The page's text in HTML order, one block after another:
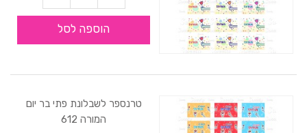
הוספה לסל
טרנספר לשבלונת פתי בר יום
המורה 612